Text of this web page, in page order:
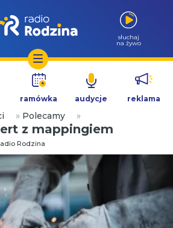
słuchaj
na żywo
ramówka audycje reklama
» Polecamy »
z mappingiem
Rodzina